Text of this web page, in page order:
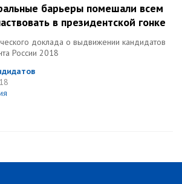
барьеры помешали всем
в президентской гонке
доклада о выдвижении кандидатов
России 2018